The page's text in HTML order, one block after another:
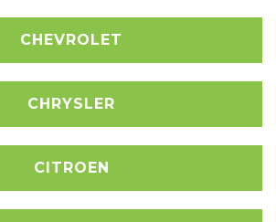
CHEVROLET
CHRYSLER
CITROEN